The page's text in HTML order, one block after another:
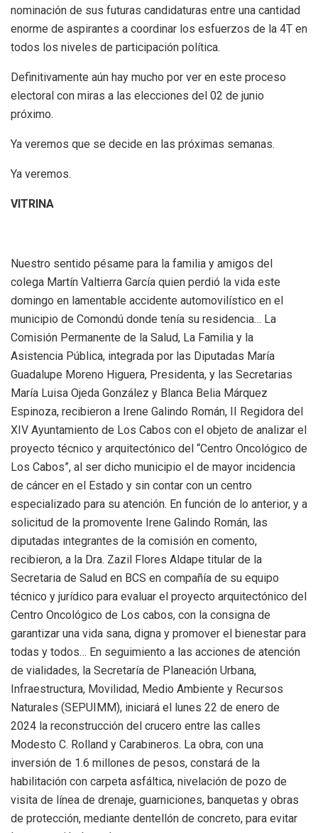
nominación de sus futuras candidaturas entre una cantidad
enorme de aspirantes a coordinar los esfuerzos de la 4T en
todos los niveles de participación política.
Definitivamente aún hay mucho por ver en este proceso
electoral con miras a las elecciones del 02 de junio
próximo.
Ya veremos que se decide en las próximas semanas.
Ya veremos.
VITRINA
Nuestro sentido pésame para la familia y amigos del
colega Martín Valtierra García quien perdió la vida este
domingo en lamentable accidente automovilístico en el
municipio de Comondú donde tenía su residencia… La
Comisión Permanente de la Salud, La Familia y la
Asistencia Pública, integrada por las Diputadas María
Guadalupe Moreno Higuera, Presidenta, y las Secretarias
María Luisa Ojeda González y Blanca Belia Márquez
Espinoza, recibieron a Irene Galindo Román, II Regidora del
XIV Ayuntamiento de Los Cabos con el objeto de analizar el
proyecto técnico y arquitectónico del “Centro Oncológico de
Los Cabos”, al ser dicho municipio el de mayor incidencia
de cáncer en el Estado y sin contar con un centro
especializado para su atención. En función de lo anterior, y a
solicitud de la promovente Irene Galindo Román, las
diputadas integrantes de la comisión en comento,
recibieron, a la Dra. Zazil Flores Aldape titular de la
Secretaria de Salud en BCS en compañía de su equipo
técnico y jurídico para evaluar el proyecto arquitectónico del
Centro Oncológico de Los cabos, con la consigna de
garantizar una vida sana, digna y promover el bienestar para
todas y todos… En seguimiento a las acciones de atención
de vialidades, la Secretaría de Planeación Urbana,
Infraestructura, Movilidad, Medio Ambiente y Recursos
Naturales (SEPUIMM), iniciará el lunes 22 de enero de
2024 la reconstrucción del crucero entre las calles
Modesto C. Rolland y Carabineros. La obra, con una
inversión de 1.6 millones de pesos, constará de la
habilitación con carpeta asfáltica, nivelación de pozo de
visita de línea de drenaje, guarniciones, banquetas y obras
de protección, mediante dentellón de concreto, para evitar